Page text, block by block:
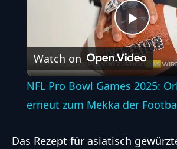
Play
Watch on
NFL Pro Bowl Games 2025:
erneut zum Mekka der
Das Rezept für asiatisch